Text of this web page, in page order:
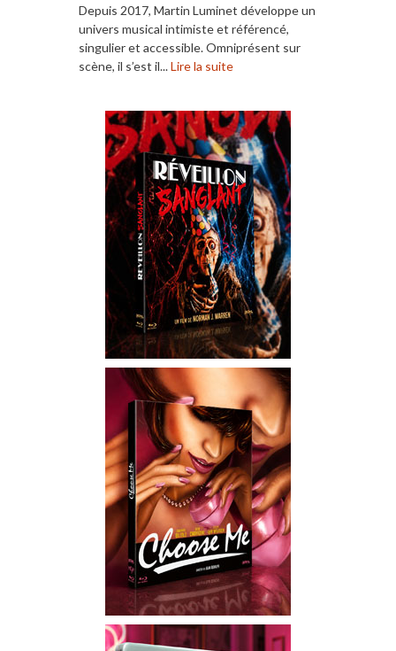
Depuis 2017, Martin Luminet développe un
univers musical intimiste et référencé,
singulier et accessible. Omniprésent sur
scène, il s’est il...Lire la suite